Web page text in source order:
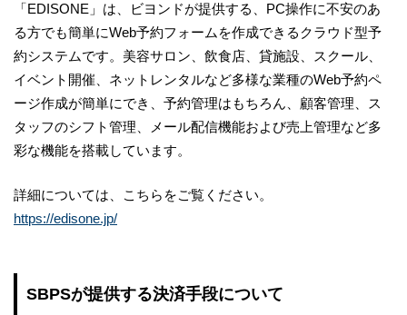
「EDISONE」は、ビヨンドが提供する、PC操作に不安のあ
る方でも簡単にWeb予約フォームを作成できるクラウド型予
約システムです。美容サロン、飲食店、貸施設、スクール、
イベント開催、ネットレンタルなど多様な業種のWeb予約ペ
ージ作成が簡単にでき、予約管理はもちろん、顧客管理、ス
タッフのシフト管理、メール配信機能および売上管理など多
彩な機能を搭載しています。
詳細については、こちらをご覧ください。
https://edisone.jp/
SBPSが提供する決済手段について